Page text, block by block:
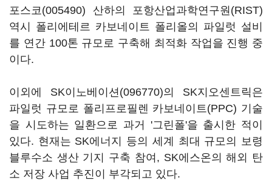
포스코(005490) 산하의 포항산업과학연구원(RIST)
역시 폴리에테르 카보네이트 폴리올의 파일럿 설비
를 연간 100톤 규모로 구축해 최적화 작업을 진행 중
이다.
이외에 SK이노베이션(096770)의 SK지오센트릭은
파일럿 규모로 폴리프로필렌 카보네이트(PPC) 기술
을 시도하는 일환으로 과거 '그린폴'을 출시한 적이
있다. 현재는 SK에너지 등의 세계 최대 규모의 보령
블루수소 생산 기지 구축 참여, SK에스온의 해외 탄
소 저장 사업 추진이 부각되고 있다.